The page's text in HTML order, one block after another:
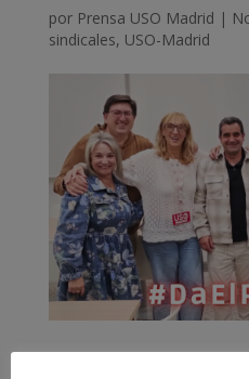
por Prensa USO Madrid |
sindicales, USO-Madrid